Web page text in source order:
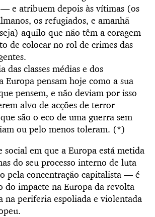
— e atribuem depois às vítimas (os
os refugiados, e amanhã
aquilo que não têm a coragem
de colocar no rol de crimes das
das classes médias e dos
Europa pensam hoje como a sua
pensem, e não deviam por isso
alvo de acções de terror
são o eco de uma guerra sem
ou pelo menos toleram. (*)
social em que a Europa está metida
do seu processo interno de luta
pela concentração capitalista — é
do impacte na Europa da revolta
na periferia espoliada e violentada